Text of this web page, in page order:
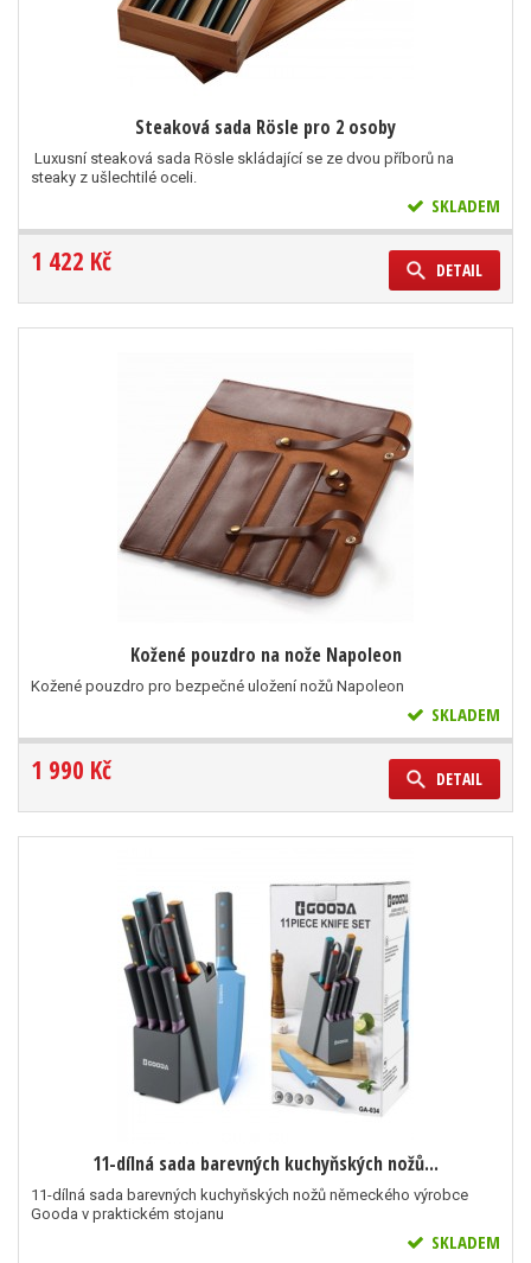
Steaková sada Rösle pro 2 osoby
Luxusní steaková sada Rösle skládající se ze dvou příborů na
steaky z ušlechtilé oceli.
SKLADEM
1 422 Kč DETAIL
Kožené pouzdro na nože Napoleon
Kožené pouzdro pro bezpečné uložení nožů Napoleon
SKLADEM
1 990 Kč DETAIL
11-dílná sada barevných kuchyňských nožů...
11-dílná sada barevných kuchyňských nožů německého výrobce
Gooda v praktickém stojanu
SKLADEM